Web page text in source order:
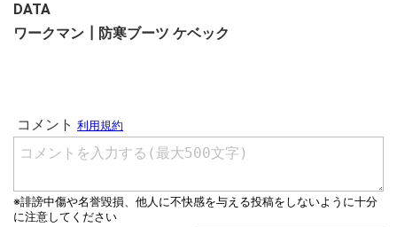
DATA
ワークマン┃防寒ブーツ ケベック